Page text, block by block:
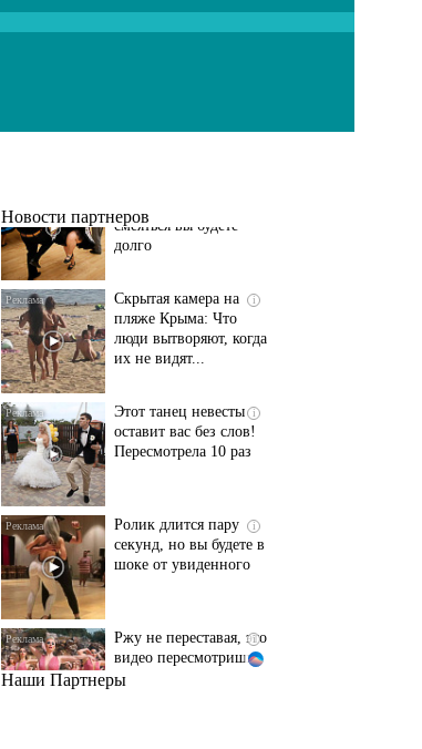
Новости партнеров
Скрытая камера на
пляже Крыма: Что
их не видят...
i
Этот танец невесты
оставит вас без слов!
Ролик длится пару
Ржу не переставая, это
"Потеряли стыд в
Наши Партнеры